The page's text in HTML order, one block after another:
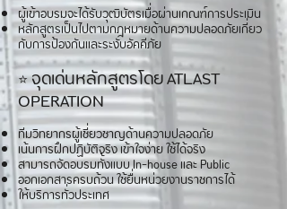
ผู้เข้าอบรมจะได้รับวุฒิบัตรเมื่อผ่านเกณฑ์การประเมิน
หลักสูตรเป็นไปตามกฎหมายด้านความปลอดภัยเกี่ยว
กับการป้องกันและระงับอัคคีภัย
⭐ จุดเด่นหลักสูตรโดย ATLAST
OPERATION
ทีมวิทยากรผู้เชี่ยวชาญด้านความปลอดภัย
เน้นการฝึกปฏิบัติจริง เข้าใจง่าย ใช้ได้จริง
สามารถจัดอบรมทั้งแบบ In-house และ Public
ออกเอกสารครบถ้วน ใช้ยื่นหน่วยงานราชการได้
ให้บริการทั่วประเทศ